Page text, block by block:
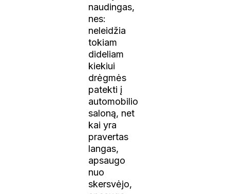
naudingas,
nes:
neleidžia
tokiam
dideliam
kiekiui
drėgmės
patekti į
automobilio
saloną, net
kai yra
pravertas
langas,
apsaugo
nuo
skersvėjo,